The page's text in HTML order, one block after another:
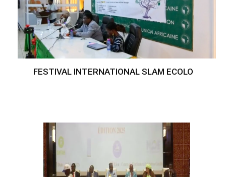
FESTIVAL INTERNATIONAL SLAM ECOLO